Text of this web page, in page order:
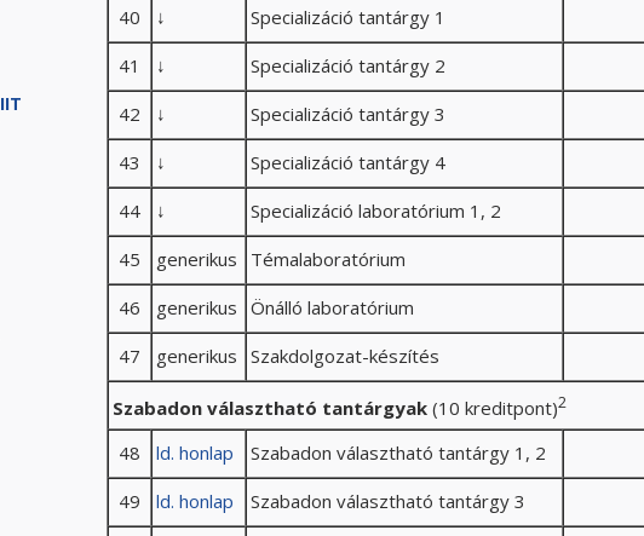
IIT
40
↓ Specializáció tantárgy 1
41 ↓ Specializáció tantárgy 2
42 ↓ Specializáció tantárgy 3
43 ↓ Specializáció tantárgy 4
44 ↓ Specializáció laboratórium 1, 2
45 generikus Témalaboratórium
46 generikus Önálló laboratórium
47 generikus Szakdolgozat-készítés
Szabadon választható tantárgyak (10 kreditpont)2
48 ld. honlap Szabadon választható tantárgy 1, 2
49 ld. honlap Szabadon választható tantárgy 3